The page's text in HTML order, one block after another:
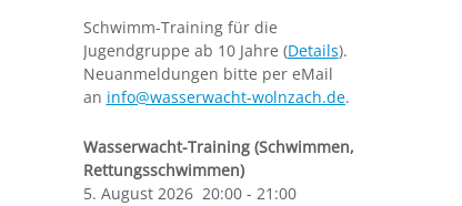
Schwimm-Training für die
Jugendgruppe ab 10 Jahre (Details).
Neuanmeldungen bitte per eMail
an info@wasserwacht-wolnzach.de.
Wasserwacht-Training (Schwimmen,
Rettungsschwimmen)
5. August 2026 20:00- 21:00